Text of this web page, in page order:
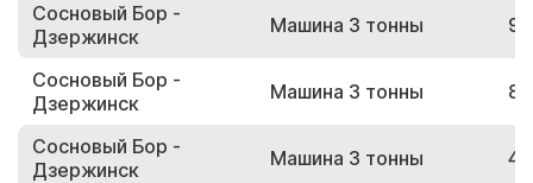
Сосновый Бор -
Дзержинск
Машина 3 тонны
Сосновый Бор -
Дзержинск
Машина 3 тонны
Сосновый Бор -
Дзержинск
Машина 3 тонны